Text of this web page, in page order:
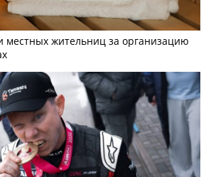
местных жительниц за организацию